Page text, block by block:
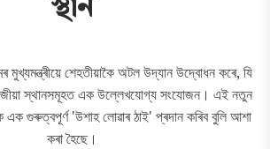
স্থান
মুখ্যমন্ত্ৰীয়ে শেহতীয়াকৈ অটল উদ্যান উদ্বোধন কৰে, যি
স্থানসমূহত এক উল্লেখযোগ্য সংযোজন। এই নতুন
এক গুৰুত্বপূৰ্ণ 'উশাহ লোৱাৰ ঠাই' প্ৰদান কৰিব বুলি আশা
কৰা হৈছে।